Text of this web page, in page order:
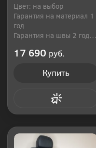
Цвет: на выбор
Гарантия на материал 1
год
Гарантия на швы 2 года
17 690 руб.
Купить